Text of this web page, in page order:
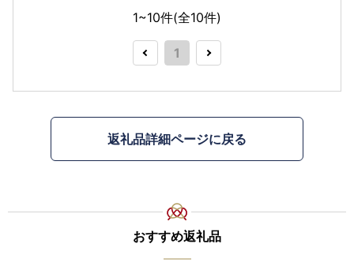
1~10件(全10件)
1
返礼品詳細ページに戻る
おすすめ返礼品